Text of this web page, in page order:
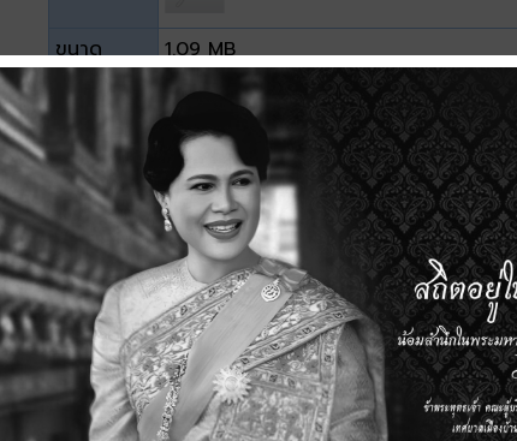
ขนาด
1.09 MB
ดาวน์โหลด